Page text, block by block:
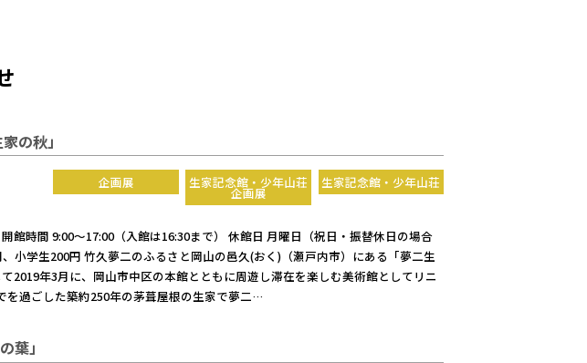
の秋」
生家記念館・少年山荘
生家記念館・少年山荘
企画展
企画展
時間 9:00～17:00（入館は16:30まで） 休館日 月曜日（祝日・振替休日の場合
小学生200円 竹久夢二のふるさと岡山の邑久(おく)（瀬戸内市）にある「夢二生
2019年3月に、岡山市中区の本館とともに周遊し滞在を楽しむ美術館としてリニ
を過ごした築約250年の茅葺屋根の生家で夢二…
葉」